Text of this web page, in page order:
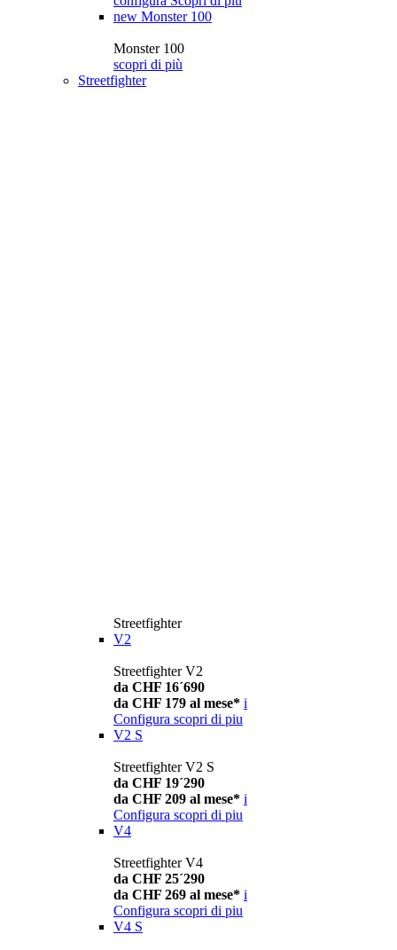
new Monster 100
Monster 100
scopri di più
Streetfighter
Streetfighter
V2
Streetfighter V2
da CHF 16´690
da CHF 179 al mese* i
Configura scopri di piu
V2 S
Streetfighter V2 S
da CHF 19´290
da CHF 209 al mese* i
Configura scopri di piu
V4
Streetfighter V4
da CHF 25´290
da CHF 269 al mese* i
Configura scopri di piu
V4 S